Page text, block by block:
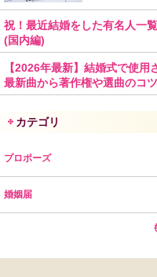
祝！最近結婚をした有名人一
(国内編)
【2026年最新】結婚式で使
最新曲から著作権や選曲のコ
カテゴリ
プロポーズ
婚姻届